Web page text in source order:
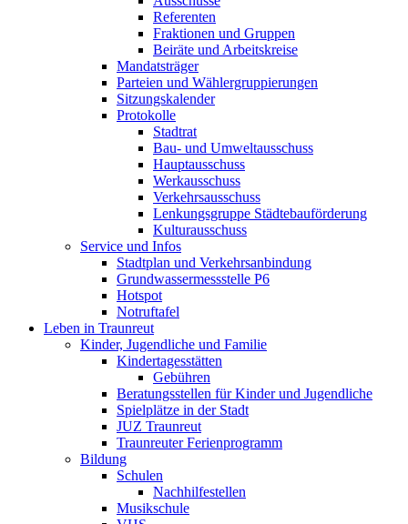
Referenten
Fraktionen und Gruppen
Beiräte und Arbeitskreise
Mandatsträger
Parteien und Wählergruppierungen
Sitzungskalender
Protokolle
Stadtrat
Bau- und Umweltausschuss
Hauptausschuss
Werkausschuss
Verkehrsausschuss
Lenkungsgruppe Städtebauförderung
Kulturausschuss
Service und Infos
Stadtplan und Verkehrsanbindung
Grundwassermessstelle P6
Hotspot
Notruftafel
Leben in Traunreut
Kinder, Jugendliche und Familie
Kindertagesstätten
Gebühren
Beratungsstellen für Kinder und Jugendliche
Spielplätze in der Stadt
JUZ Traunreut
Traunreuter Ferienprogramm
Bildung
Schulen
Nachhilfestellen
Musikschule